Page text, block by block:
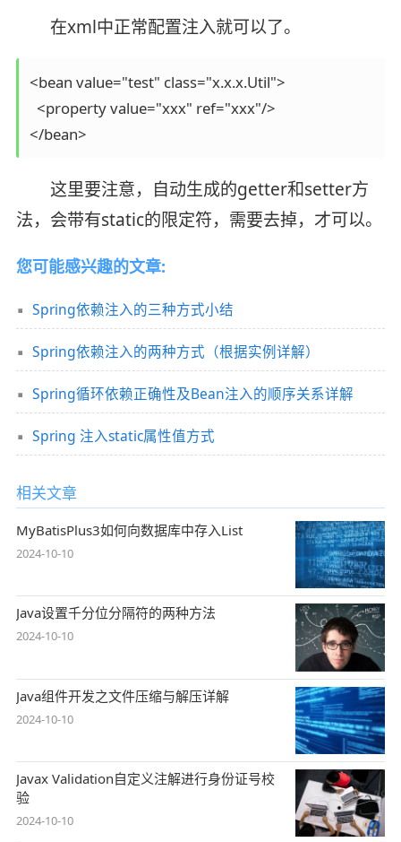
在xml中正常配置注入就可以了。
<bean value="test" class="x.x.x.Util">
  <property value="xxx" ref="xxx"/>
</bean>
这里要注意，自动生成的getter和setter方
法，会带有static的限定符，需要去掉，才可以。
您可能感兴趣的文章:
Spring依赖注入的三种方式小结
Spring依赖注入的两种方式（根据实例详解）
Spring循环依赖正确性及Bean注入的顺序关系详解
Spring 注入static属性值方式
相关文章
MyBatisPlus3如何向数据库中存入List
2024-10-10
Java设置千分位分隔符的两种方法
2024-10-10
Java组件开发之文件压缩与解压详解
2024-10-10
Javax Validation自定义注解进行身份证号校
验
2024-10-10